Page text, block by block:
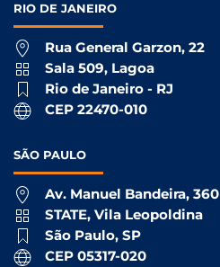
RIO DE JANEIRO
Rua General Garzon, 22
Sala 509, Lagoa
Rio de Janeiro - RJ
CEP 22470-010
SÃO PAULO
Av. Manuel Bandeira, 360
STATE, Vila Leopoldina
São Paulo, SP
CEP 05317-020